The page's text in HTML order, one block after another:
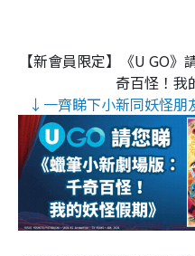
【新會員限定】《U GO
奇百怪！我
↓一齊睇下小新同妖怪朋